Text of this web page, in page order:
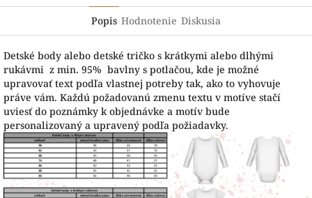
Popis Hodnotenie Diskusia
Detské body alebo detské tričko s krátkymi alebo dlhými
rukávmi z min. 95% bavlny s potlačou, kde je možné
upravovať text podľa vlastnej potreby tak, ako to vyhovuje
práve vám. Každú požadovanú zmenu textu v motíve stačí
uviesť do poznámky k objednávke a motív bude
personalizovaný a upravený podľa požiadavky.